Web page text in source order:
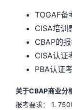
TOGAF备
CISA培训
CBAP的
CISA认
PBA认证
关于CBAP商业分
报考要求： 1.